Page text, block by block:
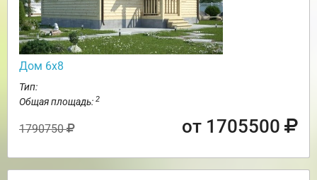
Дом 6х8
Тип:
Общая площадь: 2
1790750 от 1705500